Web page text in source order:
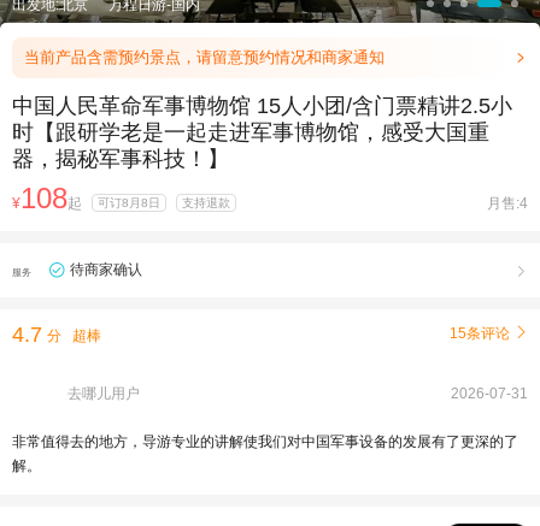
出发地:北京 万程日游-国内
当前产品含需预约景点，请留意预约情况和商家通知 
中国人民革命军事博物馆 15人小团/含门票精讲2.5小
时【跟研学老是一起走进军事博物馆，感受大国重
器，揭秘军事科技！】
¥108起 可订8月8日 支持退款 月售:4
服务 待商家确认 
4.7 分 超棒 15条评论 
去哪儿用户 2026-07-31
非常值得去的地方，导游专业的讲解使我们对中国军事设备的发展有了更深的了
解。